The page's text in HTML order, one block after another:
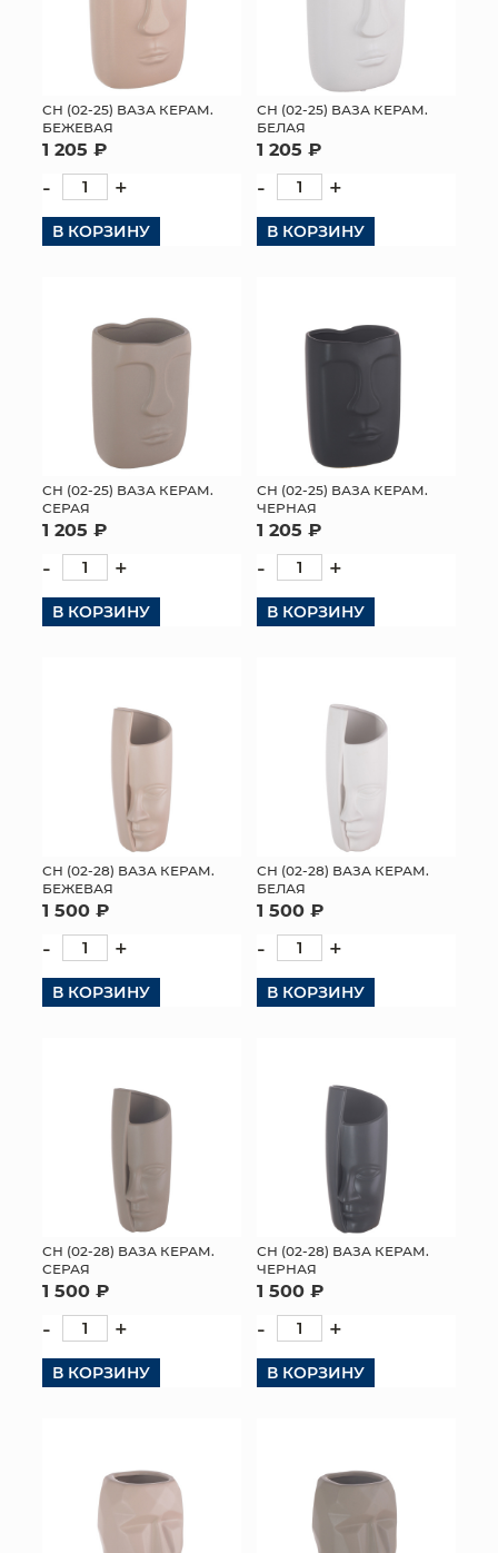
СН (02-25) ВАЗА КЕРАМ.
БЕЖЕВАЯ
1 205 ₽
- +
В КОРЗИНУ
СН (02-25) ВАЗА КЕРАМ.
БЕЛАЯ
1 205 ₽
- +
В КОРЗИНУ
СН (02-25) ВАЗА КЕРАМ.
СЕРАЯ
1 205 ₽
- +
В КОРЗИНУ
СН (02-25) ВАЗА КЕРАМ.
ЧЕРНАЯ
1 205 ₽
- +
В КОРЗИНУ
СН (02-28) ВАЗА КЕРАМ.
БЕЖЕВАЯ
1 500 ₽
- +
В КОРЗИНУ
СН (02-28) ВАЗА КЕРАМ.
БЕЛАЯ
1 500 ₽
- +
В КОРЗИНУ
СН (02-28) ВАЗА КЕРАМ.
СЕРАЯ
1 500 ₽
- +
В КОРЗИНУ
СН (02-28) ВАЗА КЕРАМ.
ЧЕРНАЯ
1 500 ₽
- +
В КОРЗИНУ